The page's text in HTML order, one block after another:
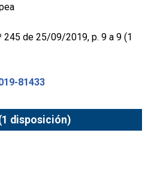
245 de 25/09/2019, p. 9 a 9 (1
81433
disposición)